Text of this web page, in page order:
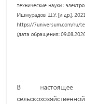
технические науки :
Ишмурадов Ш.У. [и др.].
https://7universum.com/ru/
(дата обращения:
В настоящее